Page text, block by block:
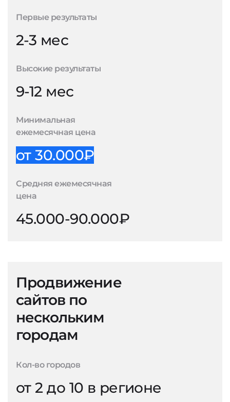
Первые результаты
2-3 мес
Высокие результаты
9-12 мес
Минимальная
ежемесячная цена
от 30.000₽
Средняя ежемесячная
цена
45.000-90.000₽
Продвижение
сайтов по
нескольким
городам
Кол-во городов
от 2 до 10 в регионе